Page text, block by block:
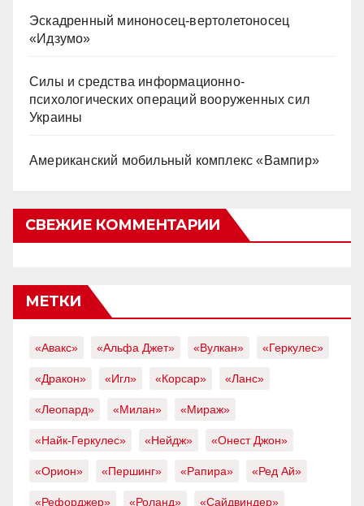
Эскадренный миноносец-вертолетоносец
«Идзумо»
Силы и средства информационно-
психологических операций вооруженных сил
Украины
Американский мобильный комплекс «Вампир»
СВЕЖИЕ КОММЕНТАРИИ
МЕТКИ
«Авакс» «Альфа Джет» «Вулкан» «Геркулес»
«Дракон» «Игл» «Корсар» «Ланс»
«Леопард» «Милан» «Мираж»
«Найк-Геркулес» «Нейдж» «Онест Джон»
«Орион» «Першинг» «Рапира» «Ред Ай»
«Рефорджер» «Роланд» «Сайдвиндер»